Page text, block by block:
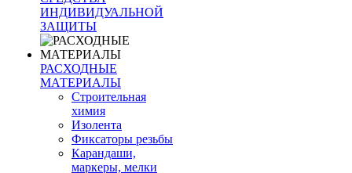
ИНДИВИДУАЛЬНОЙ
ЗАЩИТЫ
РАСХОДНЫЕ
МАТЕРИАЛЫ
Строительная
химия
Изолента
Фиксаторы резьбы
Карандаши,
маркеры, мелки